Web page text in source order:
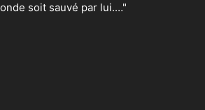
soit sauvé par lui.…"